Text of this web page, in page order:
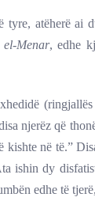
tyre, atëherë ai
el-Menar, edhe
njerëz që
në të.”
ishin dy
edhe të